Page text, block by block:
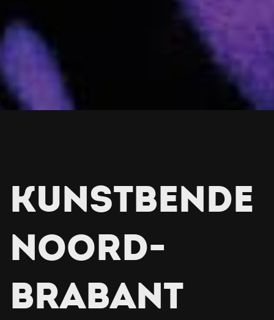
KUNSTBENDE
NOORD-
BRABANT